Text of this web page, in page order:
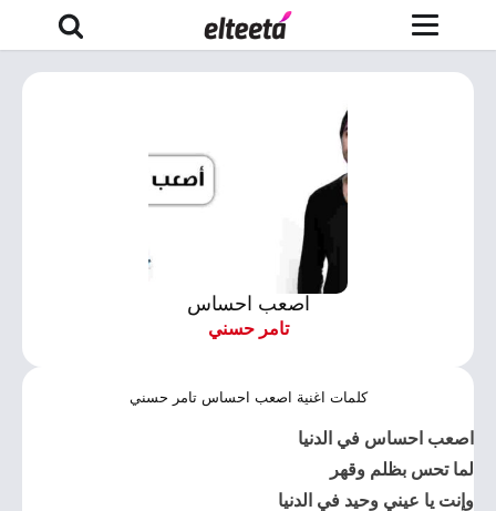
اصعب احساس
تامر حسني
كلمات اغنية اصعب احساس تامر حسني
اصعب احساس في الدنيا
لما تحس بظلم وقهر
وإنت يا عيني وحيد في الدنيا